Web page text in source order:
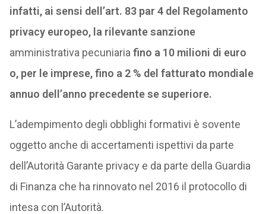
infatti, ai sensi dell’art. 83 par 4 del Regolamento
privacy europeo, la rilevante sanzione
amministrativa pecuniaria fino a 10 milioni di euro
o, per le imprese, fino a 2 % del fatturato mondiale
annuo dell’anno precedente se superiore.
L’adempimento degli obblighi formativi è sovente
oggetto anche di accertamenti ispettivi da parte
dell’Autorità Garante privacy e da parte della Guardia
di Finanza che ha rinnovato nel 2016 il protocollo di
intesa con l’Autorità.